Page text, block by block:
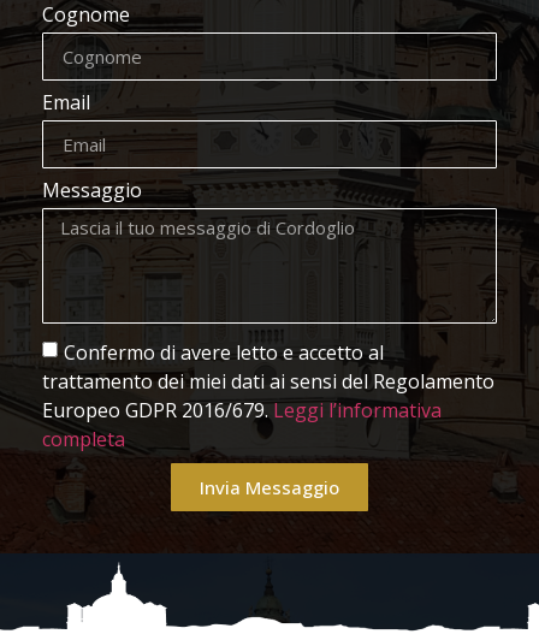
Cognome
Email
Messaggio
Confermo di avere letto e accetto al
trattamento dei miei dati ai sensi del Regolamento
Europeo GDPR 2016/679.Leggi l’informativa
completa
Invia Messaggio